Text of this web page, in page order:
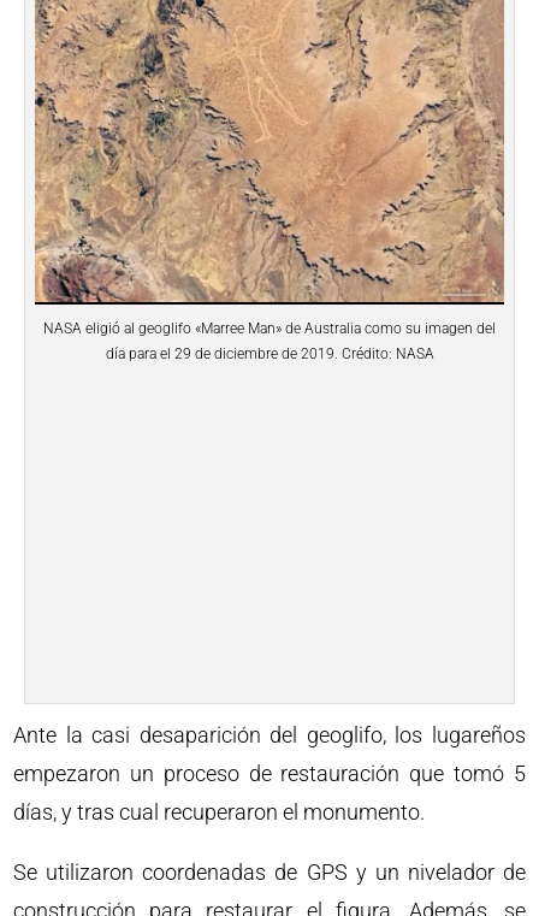
NASA eligió al geoglifo «Marree Man» de Australia como su imagen del
día para el 29 de diciembre de 2019. Crédito: NASA
Ante la casi desaparición del geoglifo, los lugareños
empezaron un proceso de restauración que tomó 5
días, y tras cual recuperaron el monumento.
Se utilizaron coordenadas de GPS y un nivelador de
construcción para restaurar el figura. Además, se